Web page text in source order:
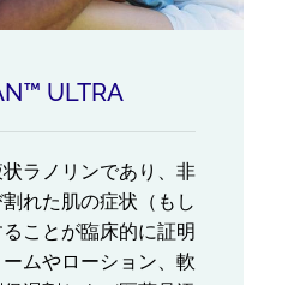
ULTRA
ラノリンであり、非
れた肌の症状（もし
ことが臨床的に証明
ムやローション、軟